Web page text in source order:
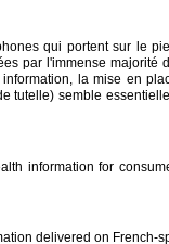
qui portent sur le
par l'immense majorité
la mise en
tutelle) semble
information for
delivered on French-